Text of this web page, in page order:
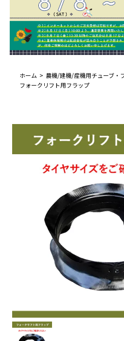
ホーム
農機/建機/産機用チューブ・
フォークリフト用フラップ